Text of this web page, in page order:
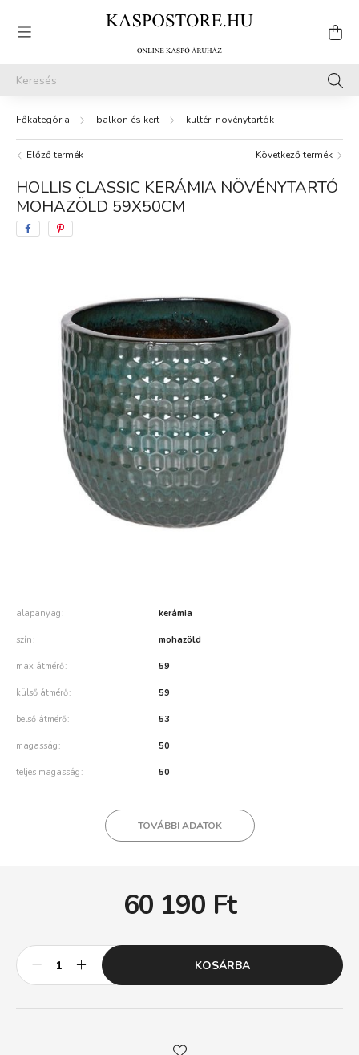
balkon és kert kültéri növénytartók
Előző termék Következő termék
HOLLIS CLASSIC KERÁMIA NÖVÉNYTARTÓ
MOHAZÖLD 59X50CM
alapanyag kerámia
szín mohazöld
max átmérő 59
külső átmérő 59
belső átmérő 53
magasság 50
teljes magasság 50
TOVÁBBI ADATOK
60 190 Ft
KOSÁRBA